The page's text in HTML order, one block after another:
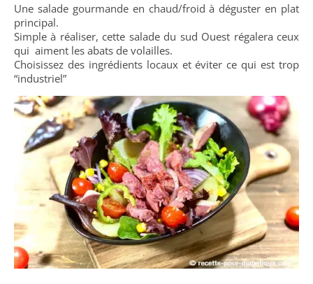
Une salade gourmande en chaud/froid à déguster en plat
principal.
Simple à réaliser, cette salade du sud Ouest régalera ceux
qui aiment les abats de volailles.
Choisissez des ingrédients locaux et éviter ce qui est trop
“industriel”